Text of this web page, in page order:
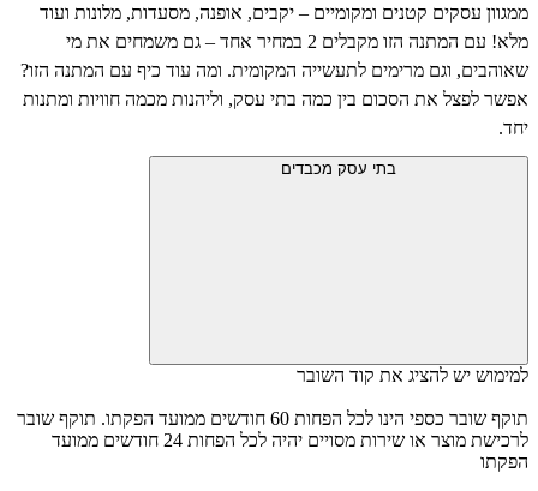
ממגוון עסקים קטנים ומקומיים – יקבים, אופנה, מסעדות, מלונות ועוד
מלא! עם המתנה הזו מקבלים 2 במחיר אחד – גם משמחים את מי
שאוהבים, וגם מרימים לתעשייה המקומית. ומה עוד כיף עם המתנה הזו?
אפשר לפצל את הסכום בין כמה בתי עסק, וליהנות מכמה חוויות ומתנות
יחד.
בתי עסק מכבדים
למימוש יש להציג את קוד השובר
תוקף שובר כספי הינו לכל הפחות 60 חודשים ממועד הפקתו. תוקף שובר
לרכישת מוצר או שירות מסויים יהיה לכל הפחות 24 חודשים ממועד
הפקתו